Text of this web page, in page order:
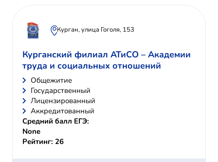
Курган, улица Гоголя, 153
Курганский филиал АТиСО – Академии
труда и социальных отношений
Общежитие
Государственный
Лицензированный
Аккредитованный
Средний балл ЕГЭ:
None
Рейтинг: 26